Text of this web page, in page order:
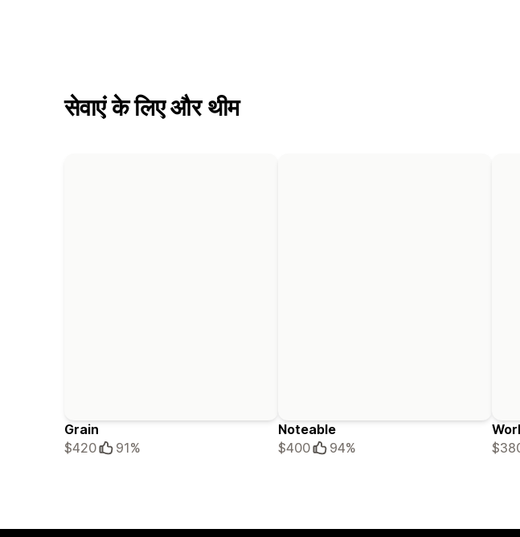
सेवाएं के लिए और थीम
Grain
$420
91%
Noteable
$400
94%